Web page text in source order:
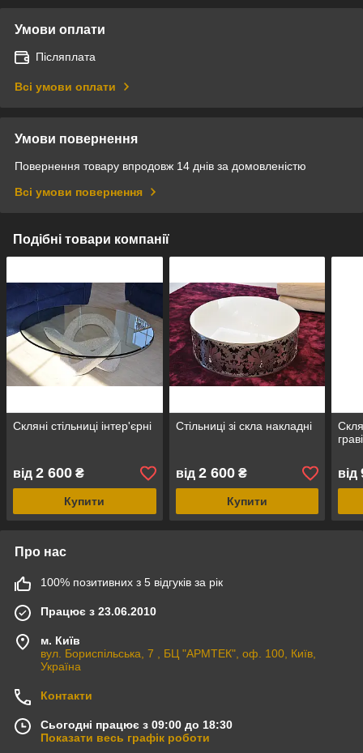
Умови оплати
Післяплата
Всі умови оплати
Умови повернення
Повернення товару впродовж 14 днів за домовленістю
Всі умови повернення
Подібні товари компанії
Скляні стільниці інтер'єрні
від 2 600 ₴
Купити
Стільниці зі скла накладні
від 2 600₴
Купити
від
Про нас
100% позитивних з 5 відгуків за рік
Працює з 23.06.2010
м. Київ
вул. Бориспільська, 7 , БЦ "АРМТЕК", оф. 100, Київ,
Україна
Контакти
Сьогодні працює з 09:00 до 18:30
Показати весь графік роботи